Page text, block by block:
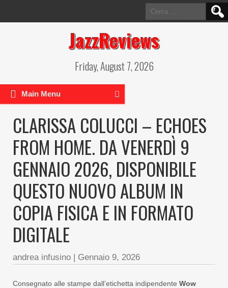
Ricerca
per:
JazzReviews
Friday, August 7, 2026
Main Menu
CLARISSA COLUCCI – ECHOES
FROM HOME. DA VENERDÌ 9
GENNAIO 2026, DISPONIBILE
QUESTO NUOVO ALBUM IN
COPIA FISICA E IN FORMATO
DIGITALE
andrea infusino | Gennaio 9, 2026
Consegnato alle stampe dall’etichetta indipendente Wow